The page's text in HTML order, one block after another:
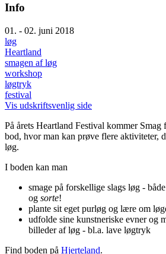
Info
01. - 02. juni 2018
løg
Heartland
smagen af løg
workshop
løgtryk
festival
Vis udskriftsvenlig side
På årets Heartland Festival kommer
bod, hvor man kan prøve flere aktiviteter,
løg.
I boden kan man
smage på forskellige slags løg -
og sorte!
plante sit eget purløg og lære om
udfolde sine kunstneriske evner og
billeder af løg - bl.a. lave løgtryk
Find boden på Hjerteland.